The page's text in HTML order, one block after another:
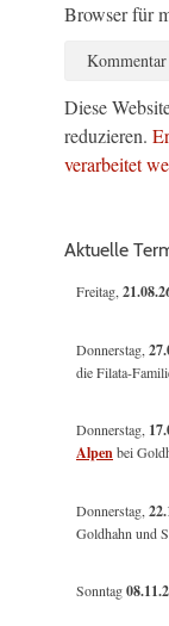
Browser für
Diese
reduzieren.
verarbeitet
Aktuelle
Freitag,
Donnerstag,
die Filata-
Donnerstag,
Alpenbei
Donnerstag,
Goldhahn und
Sonntag